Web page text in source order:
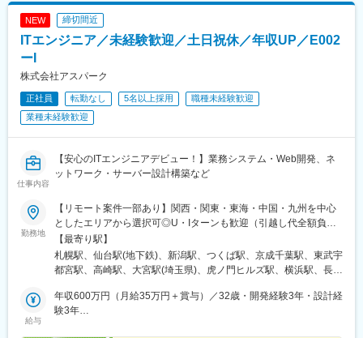
府)、新大阪駅、淀屋橋駅、天満橋駅、岸和田駅、池田駅(大阪
府)、赤坂駅(東京都)、大宮駅(埼玉県)、長津田駅、相模大野駅、四
ツ谷駅、大森駅(東京都)、武蔵小杉駅、東池袋駅、櫛田神社前駅、
祇園駅(福岡県)、丸の内駅(愛知県)、東別院駅、大阪阿部野橋駅、
岩本町駅、神泉駅、佐世保中央駅、長崎駅前駅、さっぽろ駅、函
館駅前駅、津軽五所川原駅、あおば通駅、曽根田駅、工機前駅、
宇都宮駅東口駅、今市駅、中央前橋駅、西桐生駅、北朝霞駅、池
ノ上駅、蓮沼駅、西葛西駅、牛田駅(東京都)、板橋区役所前駅、京
王八王子駅、北品川駅、赤羽岩淵駅、新宿駅(東京メトロ)、不動前
駅、住吉駅(東京都)、六本木一丁目駅、布田駅、稲荷町駅(東京
都)、立川北駅、三越前駅、二重橋前駅、桜街道駅、京成船橋駅、
京成千葉駅、北習志野駅、野田市駅、京成成田駅、仲ノ町駅、逸
奈川県)、逗子・葉山駅、西松本駅、岩村田駅、新魚津駅、北鉄金
沢駅、新浜松駅、新静岡駅、新豊橋駅、近鉄名古屋駅、尾張一宮
駅、名鉄岐阜駅、名電各務原駅、新可児駅、ＪＲ河内永和駅、大
阪梅田駅(阪急線)、九条駅(京都府)、田中口駅、山陽姫路駅、西宮
駅、山陽明石駅、ハーバーランド駅、宝塚南口駅、新伊丹駅、芦
前駅、熊本駅前駅、栄町駅(愛知県)、大小路駅、百舌鳥八幡駅、堺
筋本町駅、宮之阪駅、三ノ宮駅、ハーブ園山麓駅、塚口駅(阪急
西駅、北千住駅、荻窪駅、大山駅(東京都)、八王子駅、豊洲駅、亀
有駅、町田駅、品川駅、赤羽駅、新宿駅、中野駅(東京都)、目黒
駅、錦糸町駅、六本木駅、調布駅、上野駅、小平駅、立川駅、日
武蔵小金井駅、昭島駅、東京駅、国立駅、玉川上水駅、東久留米
たかの森駅、八千代台駅、習志野駅、浦安駅(千葉県)、愛宕駅(千
葉県)、木更津駅、成田駅、我孫子駅、鎌ケ谷駅、印西牧の原駅、
鎌倉駅、秦野駅、座間駅、伊勢原駅、逗子駅、三崎口駅、長野
駅、松本駅、上田駅、佐久平駅、飯田駅(長野県)、中野松川駅、飯
駅、静岡駅、富士駅、沼津駅、磐田駅、藤枝駅、岡崎駅、豊橋
駅、名古屋駅、刈谷市駅、名鉄一宮駅、三河安城駅、岐阜駅、各
務ケ原駅、多治見駅、可児駅、四日市駅、津駅、名張駅、布施
駅、豊中駅、吹田駅(東海道本線)、梅田駅(地下鉄)、茨木駅、京都
駅、宇治駅(奈良線)、亀岡駅、奈良駅、天理駅、和歌山駅、姫路
駅、西宮駅(ＪＲ線)、尼崎駅(東海道本線)、明石駅、神戸駅(兵庫
県)、宝塚駅、伊丹駅(阪急線)、芦屋駅(東海道本線)、大津駅、草津
駅(滋賀県)、彦根駅、倉敷市駅、岡山駅、津山駅、広島駅、福山
駅、呉駅、西条駅(広島県)、尾道駅、下関駅、山口駅(山口県)、宇
NEW 締切間近
ITエンジニア／未経験歓迎／土日祝休／年収UP／E002
ーI
株式会社アスパーク
正社員 転勤なし 5名以上採用
職種未経験歓迎
業種未経験歓迎
仕事内容
【安心のITエンジニアデビュー！】業務システム・Web開発、ネ
ットワーク・サーバー設計構築など
勤務地
【リモート案件一部あり】関西・関東・東海・中国・九州を中心
としたエリアから選択可◎U・Iターンも歓迎（引越し代全額負担
など制度も完備！）◎プロジェクトにより、一部完全在宅／フル
リモート業務もあります。■関西エリア（大阪、京都、兵庫、奈
良、和歌山、滋賀）■関東エリア（東京、神奈川、千葉、埼玉、栃
エリア（広島、岡山、松山など）■九州エリア（福岡、熊本など）
のプロジェクト先◎転居を伴う転勤は、基本的には本人が希望す
【最寄り駅】
札幌駅、仙台駅(地下鉄)、新潟駅、つくば駅、京成千葉駅、東武宇
都宮駅、高崎駅、大宮駅(埼玉県)、虎ノ門ヒルズ駅、横浜駅、長野
線)、インテック本社前駅、烏丸駅、三宮駅(神戸新交通)、山陽姫
路駅、岡山駅、八丁堀駅(広島県)、高松駅(香川県)、天神駅、花畑
給与
年収600万円（月給35万円＋賞与）／32歳・開発経験3年・設計経
験3年